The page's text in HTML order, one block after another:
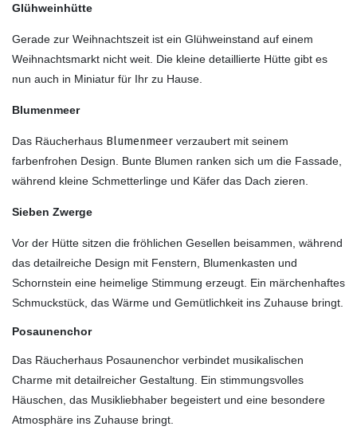
Glühweinhütte
Gerade zur Weihnachtszeit ist ein Glühweinstand auf einem
Weihnachtsmarkt nicht weit. Die kleine detaillierte Hütte gibt es
nun auch in Miniatur für Ihr zu Hause.
Blumenmeer
Das Räucherhaus Blumenmeer verzaubert mit seinem
farbenfrohen Design. Bunte Blumen ranken sich um die Fassade,
während kleine Schmetterlinge und Käfer das Dach zieren.
Sieben Zwerge
Vor der Hütte sitzen die fröhlichen Gesellen beisammen, während
das detailreiche Design mit Fenstern, Blumenkasten und
Schornstein eine heimelige Stimmung erzeugt. Ein märchenhaftes
Schmuckstück, das Wärme und Gemütlichkeit ins Zuhause bringt.
Posaunenchor
Das Räucherhaus Posaunenchor verbindet musikalischen
Charme mit detailreicher Gestaltung. Ein stimmungsvolles
Häuschen, das Musikliebhaber begeistert und eine besondere
Atmosphäre ins Zuhause bringt.